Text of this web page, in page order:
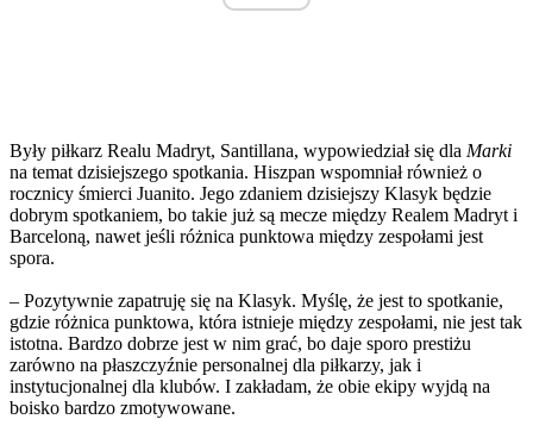
Były piłkarz Realu Madryt, Santillana, wypowiedział się dla Marki
na temat dzisiejszego spotkania. Hiszpan wspomniał również o
rocznicy śmierci Juanito. Jego zdaniem dzisiejszy Klasyk będzie
dobrym spotkaniem, bo takie już są mecze między Realem Madryt i
Barceloną, nawet jeśli różnica punktowa między zespołami jest
spora.
– Pozytywnie zapatruję się na Klasyk. Myślę, że jest to spotkanie,
gdzie różnica punktowa, która istnieje między zespołami, nie jest tak
istotna. Bardzo dobrze jest w nim grać, bo daje sporo prestiżu
zarówno na płaszczyźnie personalnej dla piłkarzy, jak i
instytucjonalnej dla klubów. I zakładam, że obie ekipy wyjdą na
boisko bardzo zmotywowane.